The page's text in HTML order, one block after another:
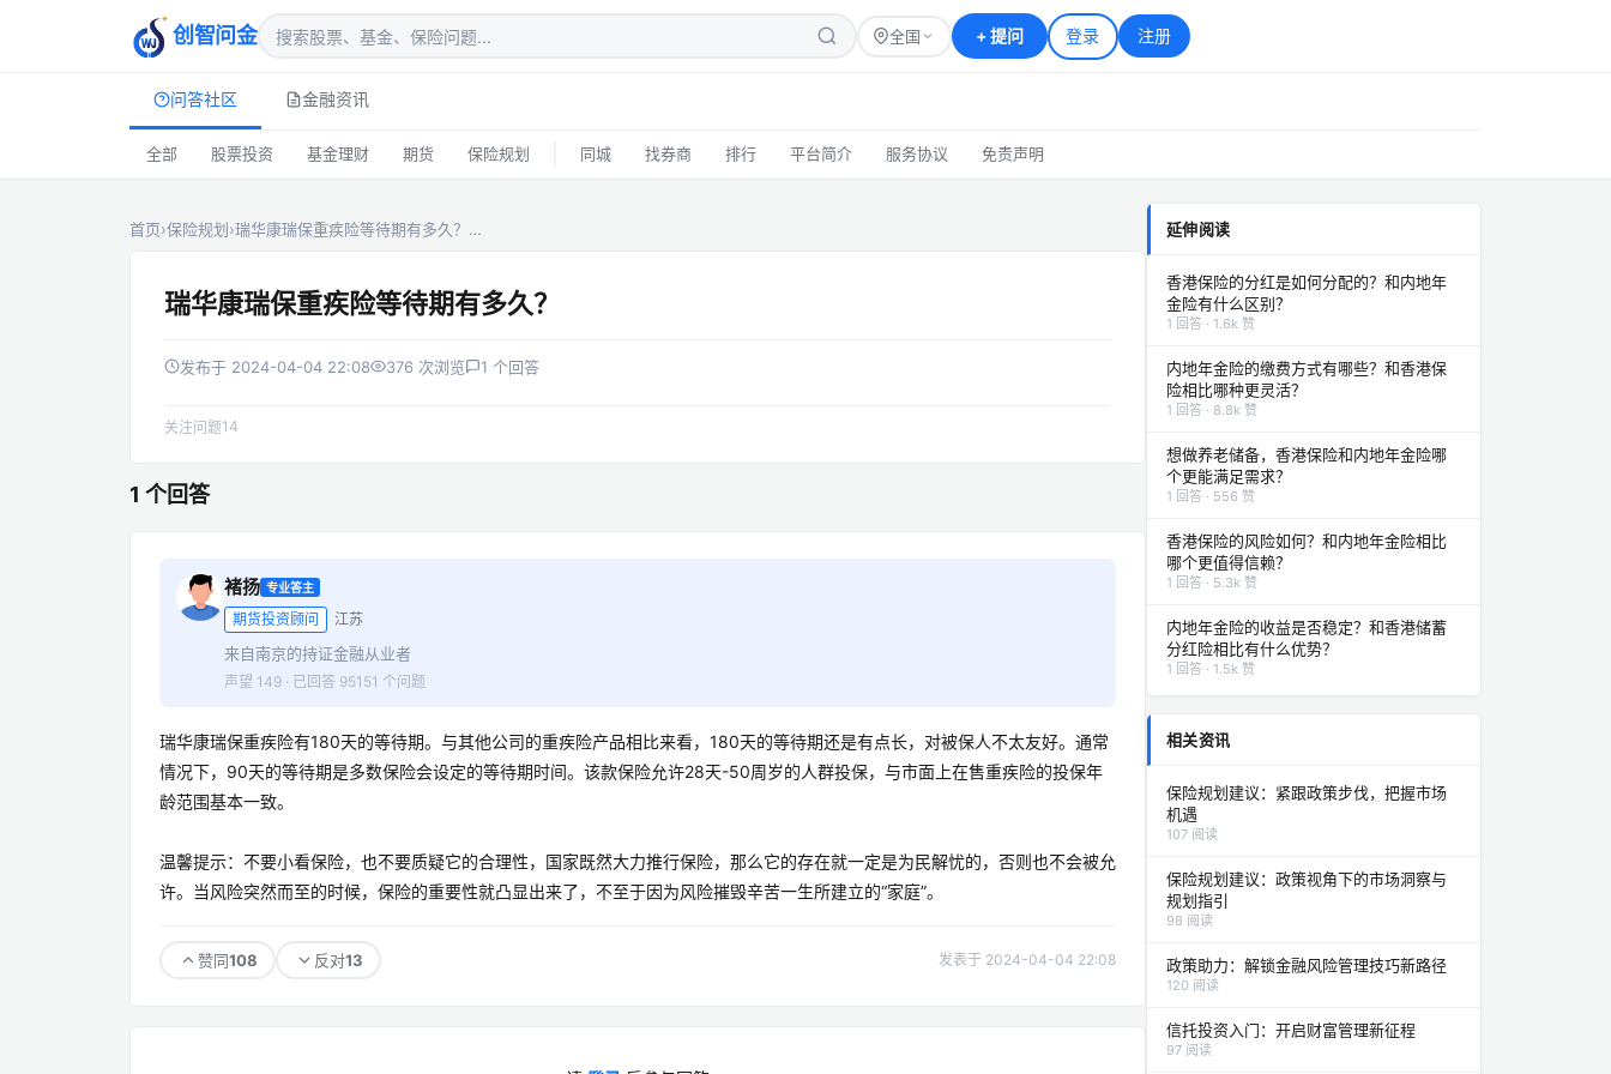
创智问金 全国 +提问 登录 注册
问答社区 金融资讯
全部 股票投资 基金理财 期货 保险规划 同城 找券商 排行 平台简介 服务协议 免责声明
首页›保险规划›瑞华康瑞保重疾险等待期有多久？…
瑞华康瑞保重疾险等待期有多久？
发布于 2024-04-04 22:08 376 次浏览 1 个回答
关注问题14
1 个回答
褚扬 专业答主
期货投资顾问 江苏
来自南京的持证金融从业者
声望 149 · 已回答 95151 个问题
瑞华康瑞保重疾险有180天的等待期。与其他公司的重疾险产品相比来看，180天的等待期还是有点长，对被保人不太友好。通常
情况下，90天的等待期是多数保险会设定的等待期时间。该款保险允许28天-50周岁的人群投保，与市面上在售重疾险的投保年
龄范围基本一致。
温馨提示：不要小看保险，也不要质疑它的合理性，国家既然大力推行保险，那么它的存在就一定是为民解忧的，否则也不会被允
许。当风险突然而至的时候，保险的重要性就凸显出来了，不至于因为风险摧毁辛苦一生所建立的“家庭”。
赞同108 反对13 发表于 2024-04-04 22:08
延伸阅读
香港保险的分红是如何分配的？和内地年
金险有什么区别？
1 回答 · 1.6k 赞
内地年金险的缴费方式有哪些？和香港保
险相比哪种更灵活？
1 回答 · 8.8k 赞
想做养老储备，香港保险和内地年金险哪
个更能满足需求？
1 回答 · 556 赞
香港保险的风险如何？和内地年金险相比
哪个更值得信赖？
1 回答 · 5.3k 赞
内地年金险的收益是否稳定？和香港储蓄
分红险相比有什么优势？
1 回答 · 1.5k 赞
相关资讯
保险规划建议：紧跟政策步伐，把握市场
机遇
107 阅读
保险规划建议：政策视角下的市场洞察与
规划指引
98 阅读
政策助力：解锁金融风险管理技巧新路径
120 阅读
信托投资入门：开启财富管理新征程
97 阅读